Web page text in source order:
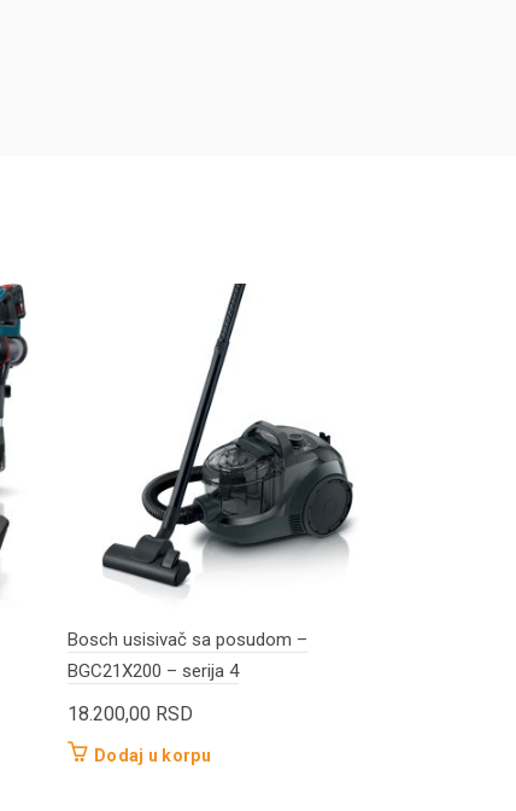
Bosch usisivač sa posudom –
BGC21X200 – serija 4
18.200,00 RSD
Dodaj u korpu